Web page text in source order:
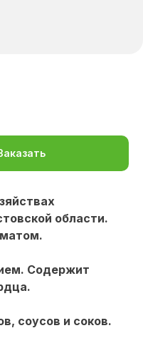
области.
Содержит
соусов и соков.